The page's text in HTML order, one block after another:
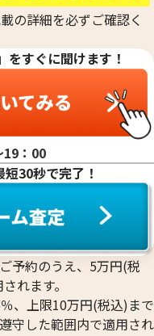
は、確かな鑑定力で、
にも、思わぬ価値が見
金属でも、お気軽にお
の詳細を必ずご確認く
をすぐに聞けます！
19：00
30秒で完了！
予約のうえ、5万円(税
れます。
、上限10万円(税込)まで
守した範囲内で適用され